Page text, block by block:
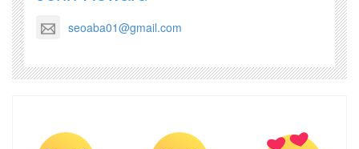
seoaba01@gmail.com